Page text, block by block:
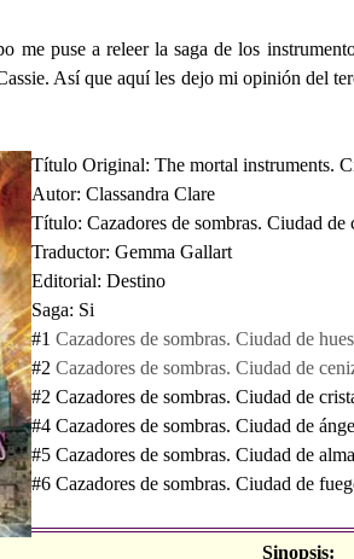
me puse a releer la saga de los
Así que aquí les dejo mi opinión del
Título Original: The mortal instruments.
Autor: Classandra Clare
Título: Cazadores de sombras. Ciudad de
Traductor: Gemma Gallart
Editorial: Destino
Saga: Si
#1 Cazadores de sombras. Ciudad de
#2 Cazadores de sombras. Ciudad de
#2 Cazadores de sombras. Ciudad de
#4 Cazadores de sombras. Ciudad de
#5 Cazadores de sombras. Ciudad de
#6 Cazadores de sombras. Ciudad de
Sinopsis: